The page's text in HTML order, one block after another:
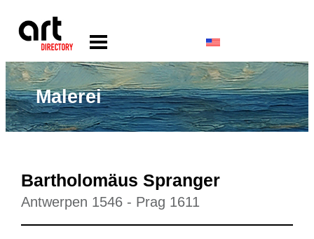
Malerei
Bartholomäus Spranger
Antwerpen 1546 - Prag 1611